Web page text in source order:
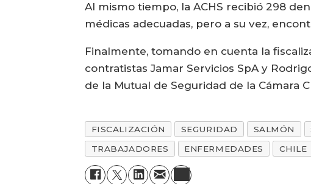
Al mismo tiempo, la ACHS recibió 298
médicas adecuadas, pero a su vez,
Finalmente, tomando en cuenta la
contratistas Jamar Servicios SpA y
de la Mutual de Seguridad de la Cámara
FISCALIZACIÓN SEGURIDAD SALMÓN
TRABAJADORES
ENFERMEDADES CHILE